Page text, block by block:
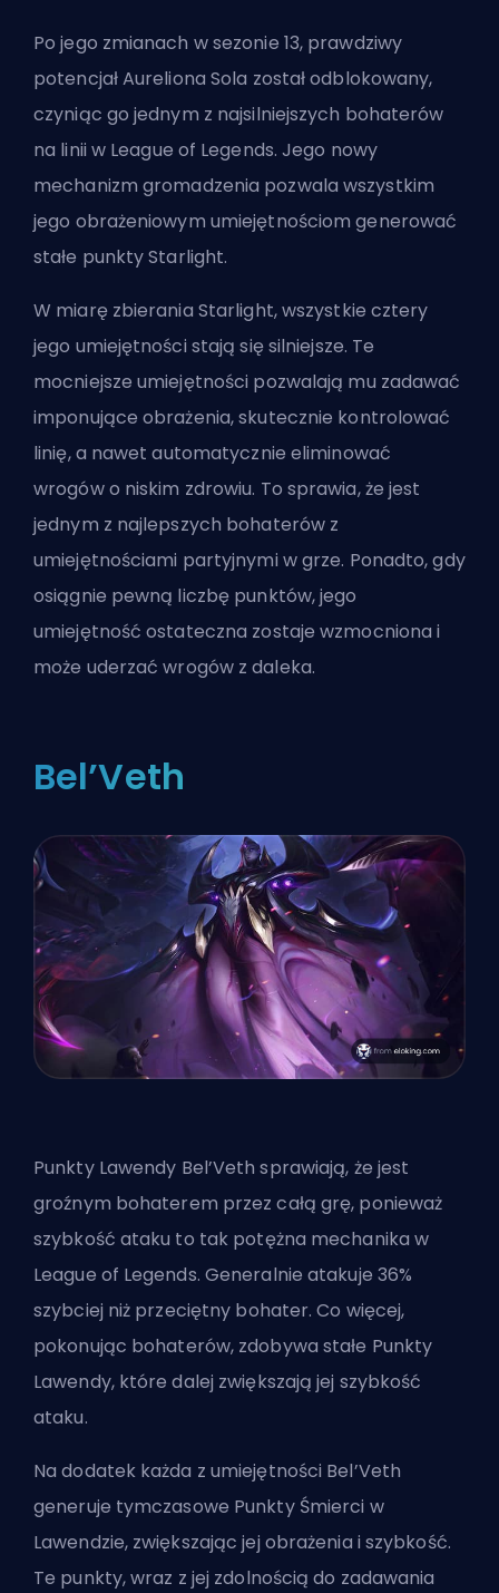
Po jego zmianach wsezonie 13, prawdziwy
potencjał Aureliona Sola został odblokowany,
czyniąc go jednym z najsilniejszych bohaterów
na linii w League of Legends. Jego nowy
mechanizm gromadzenia pozwala wszystkim
jego obrażeniowym umiejętnościom generować
stałe punkty Starlight.
W miarę zbierania Starlight, wszystkie cztery
jego umiejętności stają się silniejsze. Te
mocniejsze umiejętności pozwalają mu zadawać
imponujące obrażenia, skutecznie kontrolować
linię, a nawet automatycznie eliminować
wrogów o niskim zdrowiu. To sprawia, że jest
jednym z najlepszych bohaterów z
umiejętnościami partyjnymi w grze. Ponadto, gdy
osiągnie pewną liczbę punktów, jego
umiejętność ostateczna zostaje wzmocniona i
może uderzać wrogów z daleka.
Bel’Veth
Punkty Lawendy Bel’Veth sprawiają, że jest
groźnym bohaterem przez całą grę, ponieważ
szybkość ataku to tak potężna mechanika w
League of Legends. Generalnie atakuje 36%
szybciej niż przeciętny bohater. Co więcej,
pokonując bohaterów, zdobywa stałe Punkty
Lawendy, które dalej zwiększają jej szybkość
ataku.
Na dodatek każda z umiejętności Bel’Veth
generuje tymczasowe Punkty Śmierci w
Lawendzie, zwiększając jej obrażenia i szybkość.
Te punkty, wraz z jej zdolnością do zadawania